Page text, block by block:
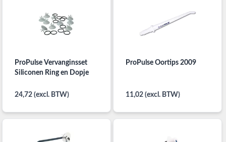
ProPulse Vervanginsset
Siliconen Ring en Dopje
24,72 (excl. BTW)
ProPulse Oortips 2009
11,02 (excl. BTW)